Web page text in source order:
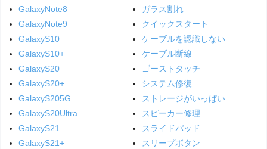
GalaxyNote8
GalaxyNote9
GalaxyS10
GalaxyS10+
GalaxyS20
GalaxyS20+
GalaxyS205G
GalaxyS20Ultra
GalaxyS21
GalaxyS21+
ガラス割れ
クイックスタート
ケーブルを認識しない
ケーブル断線
ゴーストタッチ
システム修復
ストレージがいっぱい
スピーカー修理
スライドパッド
スリープボタン